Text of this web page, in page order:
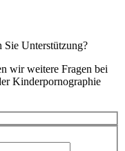
Sie Unterstützung?
wir weitere Fragen bei
Kinderpornographie